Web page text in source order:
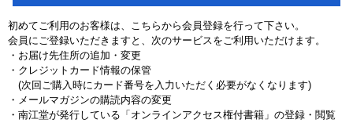
初めてご利用のお客様は、こちらから会員登録を行って下さい。
会員にご登録いただきますと、次のサービスをご利用いただけます。
・お届け先住所の追加・変更
・クレジットカード情報の保管
(次回ご購入時にカード番号を入力いただく必要がなくなります)
・メールマガジンの購読内容の変更
・南江堂が発行している「オンラインアクセス権付書籍」の登録・閲覧